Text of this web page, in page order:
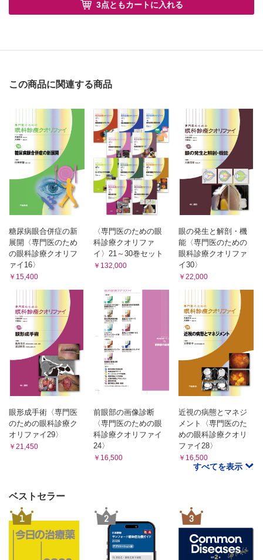
3点ともカートに入れる
この商品に関連する商品
糖尿病眼合併症の新
展開〈専門医のため
の眼科診療クオリフ
ァイ16〉
￥15,400
〈専門医のための眼
科診療クオリファ
イ〉21～30巻セット
￥132,000
眼の発生と解剖・機
能〈専門医のための
眼科診療クオリファ
イ30〉
￥22,000
眼形成手術〈専門医
のための眼科診療ク
オリファイ29〉
￥21,450
前眼部の画像診断
〈専門医のための眼
科診療クオリファイ
24〉
￥16,500
近視の病態とマネジ
メント〈専門医のた
めの眼科診療クオリ
ファイ28〉
￥16,500
すべてを表示
ベストセラー
1 2 3